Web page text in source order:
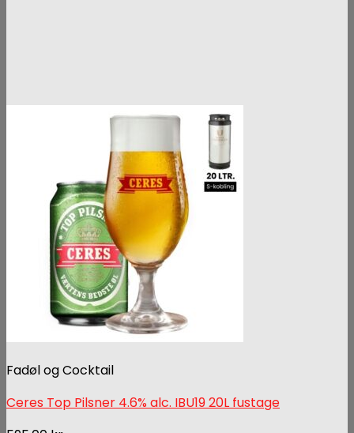
Fadøl og Cocktail
Ceres Top Pilsner 4.6% alc. IBU19 20L fustage